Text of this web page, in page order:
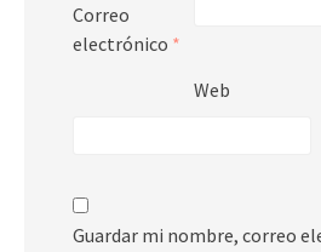
Correo
electrónico *
Web
Guardar mi nombre, correo